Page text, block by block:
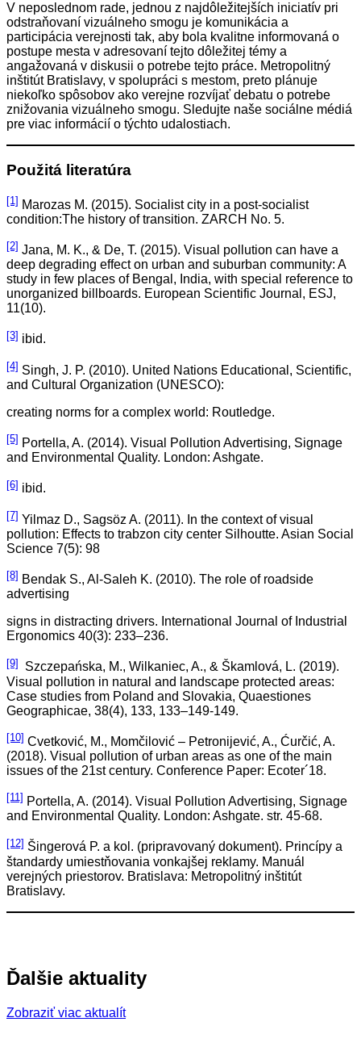
V neposlednom rade, jednou z najdôležitejších iniciatív pri
odstraňovaní vizuálneho smogu je komunikácia a
participácia verejnosti tak, aby bola kvalitne informovaná o
postupe mesta v adresovaní tejto dôležitej témy a
angažovaná v diskusii o potrebe tejto práce. Metropolitný
inštitút Bratislavy, v spolupráci s mestom, preto plánuje
niekoľko spôsobov ako verejne rozvíjať debatu o potrebe
znižovania vizuálneho smogu. Sledujte naše sociálne médiá
pre viac informácií o týchto udalostiach.
Použitá literatúra
[1] Marozas M. (2015). Socialist city in a post-socialist
condition:The history of transition. ZARCH No. 5.
[2] Jana, M. K., & De, T. (2015). Visual pollution can have a
deep degrading effect on urban and suburban community: A
study in few places of Bengal, India, with special reference to
unorganized billboards. European Scientific Journal, ESJ,
11(10).
[3] ibid.
[4] Singh, J. P. (2010). United Nations Educational, Scientific,
and Cultural Organization (UNESCO):
creating norms for a complex world: Routledge.
[5] Portella, A. (2014). Visual Pollution Advertising, Signage
and Environmental Quality. London: Ashgate.
[6] ibid.
[7] Yilmaz D., Sagsöz A. (2011). In the context of visual
pollution: Effects to trabzon city center Silhoutte. Asian Social
Science 7(5): 98
[8] Bendak S., Al-Saleh K. (2010). The role of roadside
advertising
signs in distracting drivers. International Journal of Industrial
Ergonomics 40(3): 233–236.
[9]
Szczepańska, M., Wilkaniec, A., & Škamlová, L. (2019).
Visual pollution in natural and landscape protected areas:
Case studies from Poland and Slovakia, Quaestiones
Geographicae, 38(4), 133, 133–149-149.
[10] Cvetković, M., Momčilović – Petronijević, A., Ćurčić, A.
(2018). Visual pollution of urban areas as one of the main
issues of the 21st century. Conference Paper: Ecoter´18.
[11] Portella, A. (2014). Visual Pollution Advertising, Signage
and Environmental Quality. London: Ashgate. str. 45-68.
[12] Šingerová P. a kol. (pripravovaný dokument). Princípy a
štandardy umiestňovania vonkajšej reklamy. Manuál
verejných priestorov. Bratislava: Metropolitný inštitút
Bratislavy.
Ďalšie aktuality
Zobraziť viac aktualít